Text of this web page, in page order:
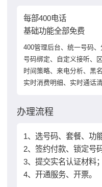
每部400电话
基础功能全部免费
400管理后台、统一号码、
号码绑定、自定义接听、
时间策略、来电分析、黑
实时消费明细、实时通话
办理流程
1、选号码、套餐、功能
2、签约付款、锁定号码
3、提交实名认证材料；
4、开通服务、开票。